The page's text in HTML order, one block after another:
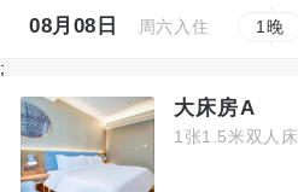
08月08日 周六入住 1晚
;
大床房A
1张1.5米双人床